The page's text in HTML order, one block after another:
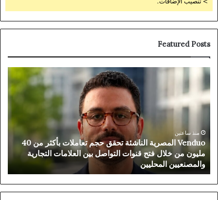
Featured Posts
Venduo
الناشئة
تحقق
حجم
بأكثر
من
40
مليون
من
خلال
فتح
منذ ساعتين
Venduo المصرية الناشئة تحقق حجم تعاملات بأكثر من 40
مليون من خلال فتح قنوات التواصل بين العلامات التجارية
والمصنعيين المحليين
في